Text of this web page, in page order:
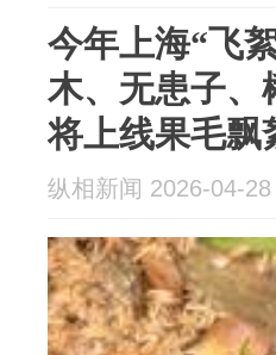
今年上海“飞
木、无患子、
将上线果毛飘
纵相新闻 2026-04-28